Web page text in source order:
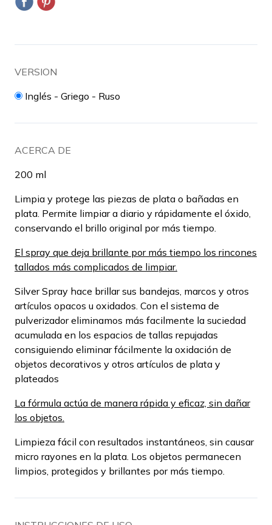
VERSION
Inglés - Griego - Ruso
ACERCA DE
200 ml
Limpia y protege las piezas de plata o bañadas en
plata. Permite limpiar a diario y rápidamente el óxido,
conservando el brillo original por más tiempo.
El spray que deja brillante por más tiempo los rincones
tallados más complicados de limpiar.
Silver Spray hace brillar sus bandejas, marcos y otros
artículos opacos u oxidados. Con el sistema de
pulverizador eliminamos más facilmente la suciedad
acumulada en los espacios de tallas repujadas
consiguiendo eliminar fácilmente la oxidación de
objetos decorativos y otros artículos de plata y
plateados
La fórmula actúa de manera rápida y eficaz, sin dañar
los objetos.
Limpieza fácil con resultados instantáneos, sin causar
micro rayones en la plata. Los objetos permanecen
limpios, protegidos y brillantes por más tiempo.